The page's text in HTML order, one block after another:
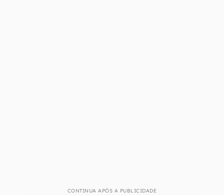
CONTINUA APÓS A PUBLICIDADE